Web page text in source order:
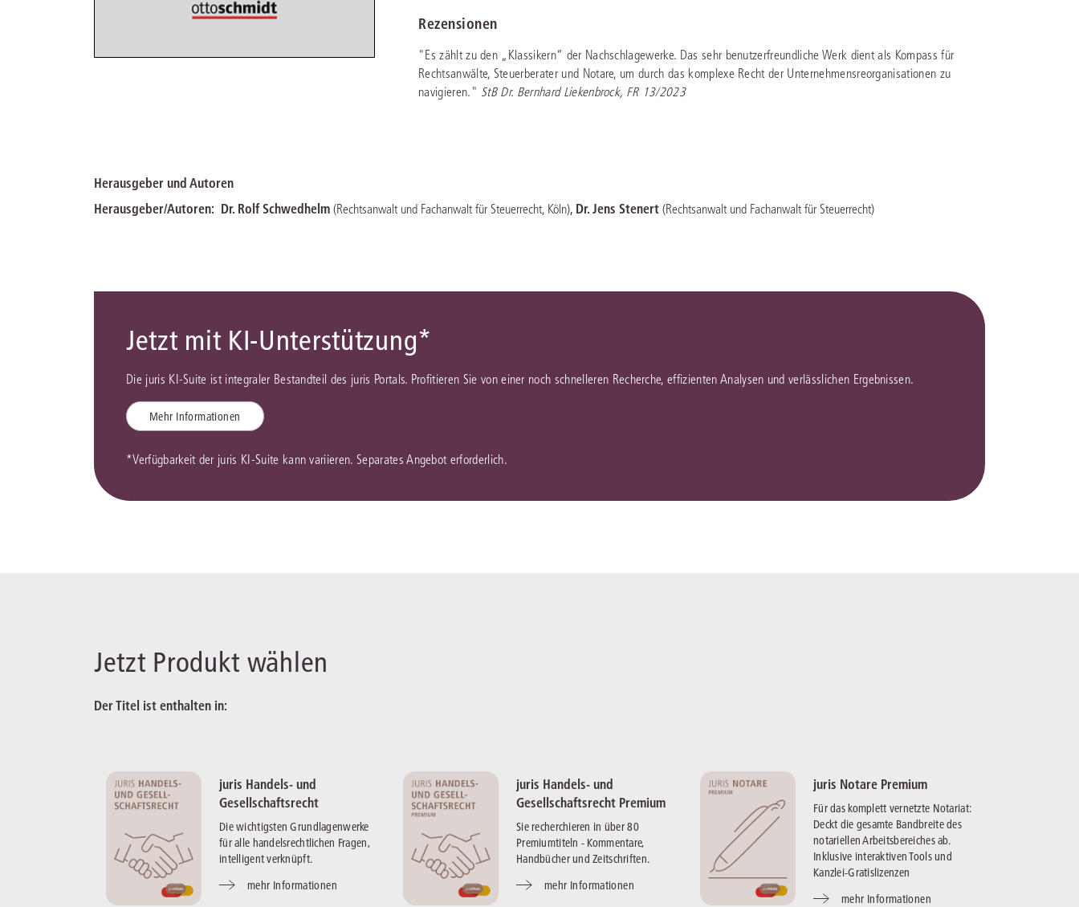
Kanzleimanagement
Medizinrecht
Miet- und Wohneigentumsrecht
Rezensionen
"Es zählt zu den „Klassikern“ der Nachschlagewerke. Das sehr benutzerfreundliche Werk dient als Kompass für
Rechtsanwälte, Steuerberater und Notare, um durch das komplexe Recht der Unternehmensreorganisationen zu
navigieren." StB Dr. Bernhard Liekenbrock, FR 13/2023
Herausgeber und Autoren
Herausgeber/Autoren: Dr. Rolf Schwedhelm (Rechtsanwalt und Fachanwalt für Steuerrecht, Köln), Dr. Jens Stenert (Rechtsanwalt und Fachanwalt für Steuerrecht)
Jetzt mit KI-Unterstützung*
Die juris KI-Suite ist integraler Bestandteil des juris Portals. Profitieren Sie von einer noch schnelleren Recherche, effizienten Analysen und verlässlichen Ergebnissen.
Mehr Informationen
*Verfügbarkeit der juris KI-Suite kann variieren. Separates Angebot erforderlich.
Jetzt Produkt wählen
Der Titel ist enthalten in:
juris Handels- und
Gesellschaftsrecht
Die wichtigsten Grundlagenwerke
für alle handelsrechtlichen Fragen,
intelligent verknüpft.
mehr Informationen
juris Handels- und
Gesellschaftsrecht Premium
Sie recherchieren in über 80
Premiumtiteln - Kommentare,
Handbücher und Zeitschriften.
mehr Informationen
juris Notare Premium
Für das komplett vernetzte Notariat:
Deckt die gesamte Bandbreite des
notariellen Arbeitsbereiches ab.
Inklusive interaktiven Tools und
Kanzlei-Gratislizenzen
mehr Informationen